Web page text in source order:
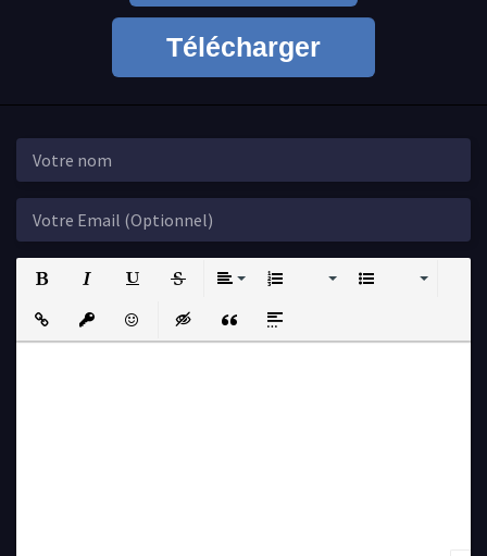
Télécharger
Insert LinkInsert protected link
EmoticonsInsert hidden text
Insert QuoteInsert spoiler